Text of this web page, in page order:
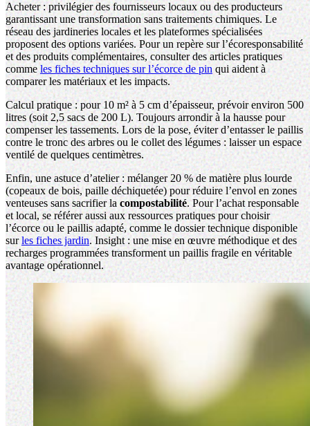
Acheter : privilégier des fournisseurs locaux ou des producteurs
garantissant une transformation sans traitements chimiques. Le
réseau des jardineries locales et les plateformes spécialisées
proposent des options variées. Pour un repère sur l’écoresponsabilité
et des produits complémentaires, consulter des articles pratiques
comme les fiches techniques sur l’écorce de pin qui aident à
comparer les matériaux et les impacts.
Calcul pratique : pour 10 m² à 5 cm d’épaisseur, prévoir environ 500
litres (soit 2,5 sacs de 200 L). Toujours arrondir à la hausse pour
compenser les tassements. Lors de la pose, éviter d’entasser le paillis
contre le tronc des arbres ou le collet des légumes : laisser un espace
ventilé de quelques centimètres.
Enfin, une astuce d’atelier : mélanger 20 % de matière plus lourde
(copeaux de bois, paille déchiquetée) pour réduire l’envol en zones
venteuses sans sacrifier lacompostabilité. Pour l’achat responsable
et local, se référer aussi aux ressources pratiques pour choisir
l’écorce ou le paillis adapté, comme le dossier technique disponible
surles fiches jardin. Insight : une mise en œuvre méthodique et des
recharges programmées transforment un paillis fragile en véritable
avantage opérationnel.